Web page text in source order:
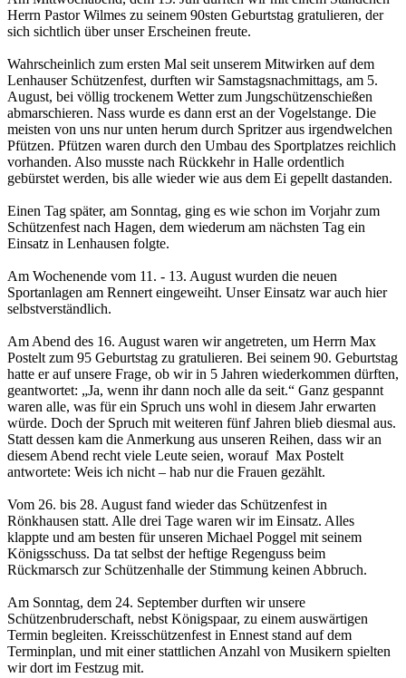
Herrn Pastor Wilmes zu seinem 90sten Geburtstag gratulieren, der
sich sichtlich über unser Erscheinen freute.
Wahrscheinlich zum ersten Mal seit unserem Mitwirken auf dem
Lenhauser Schützenfest, durften wir Samstagsnachmittags, am 5.
August, bei völlig trockenem Wetter zum Jungschützenschießen
abmarschieren. Nass wurde es dann erst an der Vogelstange. Die
meisten von uns nur unten herum durch Spritzer aus irgendwelchen
Pfützen. Pfützen waren durch den Umbau des Sportplatzes reichlich
vorhanden. Also musste nach Rückkehr in Halle ordentlich
gebürstet werden, bis alle wieder wie aus dem Ei gepellt dastanden.
Einen Tag später, am Sonntag, ging es wie schon im Vorjahr zum
Schützenfest nach Hagen, dem wiederum am nächsten Tag ein
Einsatz in Lenhausen folgte.
Am Wochenende vom 11. - 13. August wurden die neuen
Sportanlagen am Rennert eingeweiht. Unser Einsatz war auch hier
selbstverständlich.
Am Abend des 16. August waren wir angetreten, um Herrn Max
Postelt zum 95 Geburtstag zu gratulieren. Bei seinem 90. Geburtstag
hatte er auf unsere Frage, ob wir in 5 Jahren wiederkommen dürften,
geantwortet: „Ja, wenn ihr dann noch alle da seit.“ Ganz gespannt
waren alle, was für ein Spruch uns wohl in diesem Jahr erwarten
würde. Doch der Spruch mit weiteren fünf Jahren blieb diesmal aus.
Statt dessen kam die Anmerkung aus unseren Reihen, dass wir an
diesem Abend recht viele Leute seien, worauf Max Postelt
antwortete: Weis ich nicht – hab nur die Frauen gezählt.
Vom 26. bis 28. August fand wieder das Schützenfest in
Rönkhausen statt. Alle drei Tage waren wir im Einsatz. Alles
klappte und am besten für unseren Michael Poggel mit seinem
Königsschuss. Da tat selbst der heftige Regenguss beim
Rückmarsch zur Schützenhalle der Stimmung keinen Abbruch.
Am Sonntag, dem 24. September durften wir unsere
Schützenbruderschaft, nebst Königspaar, zu einem auswärtigen
Termin begleiten. Kreisschützenfest in Ennest stand auf dem
Terminplan, und mit einer stattlichen Anzahl von Musikern spielten
wir dort im Festzug mit.